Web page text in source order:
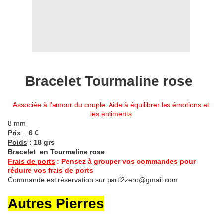
Bracelet Tourmaline rose
Associée à l'amour du couple. Aide à équilibrer les émotions et
les entiments
8 mm
Prix : 6 €
Poids : 18 grs
Bracelet en Tourmaline rose
Frais de ports : Pensez à grouper vos commandes pour
réduire vos frais de ports
Commande est réservation sur parti2zero@gmail.com
Autres Pierres